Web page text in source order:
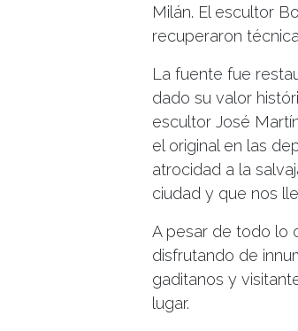
Milán. El escultor
recuperaron
La fuente fue
dado su valor
escultor José
el original en las
atrocidad a la
ciudad y que nos
A pesar de todo lo
disfrutando de
gaditanos y
lugar.